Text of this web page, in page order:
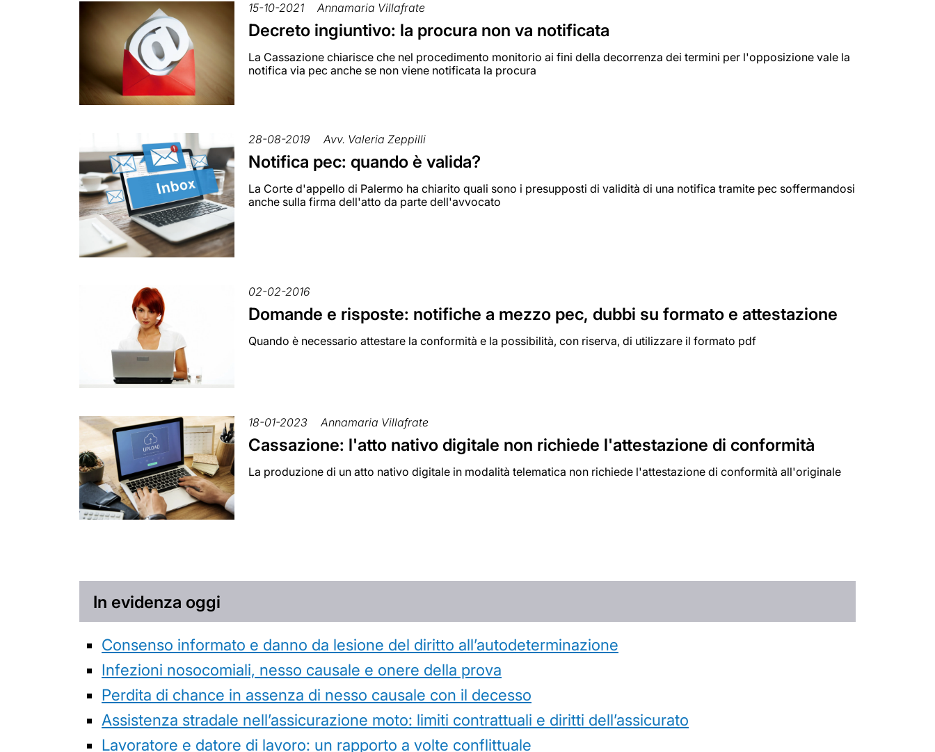
15-10-2021 Annamaria Villafrate
Decreto ingiuntivo: la procura non va notificata
La Cassazione chiarisce che nel procedimento monitorio ai fini della decorrenza dei termini per l'opposizione vale la
notifica via pec anche se non viene notificata la procura
28-08-2019 Avv. Valeria Zeppilli
Notifica pec: quando è valida?
La Corte d'appello di Palermo ha chiarito quali sono i presupposti di validità di una notifica tramite pec soffermandosi
anche sulla firma dell'atto da parte dell'avvocato
02-02-2016
Domande e risposte: notifiche a mezzo pec, dubbi su formato e attestazione
Quando è necessario attestare la conformità e la possibilità, con riserva, di utilizzare il formato pdf
18-01-2023 Annamaria Villafrate
Cassazione: l'atto nativo digitale non richiede l'attestazione di conformità
La produzione di un atto nativo digitale in modalità telematica non richiede l'attestazione di conformità all'originale
In evidenza oggi
Consenso informato e danno da lesione del diritto all’autodeterminazione
Infezioni nosocomiali, nesso causale e onere della prova
Perdita di chance in assenza di nesso causale con il decesso
Assistenza stradale nell’assicurazione moto: limiti contrattuali e diritti dell’assicurato
Lavoratore e datore di lavoro: un rapporto a volte conflittuale